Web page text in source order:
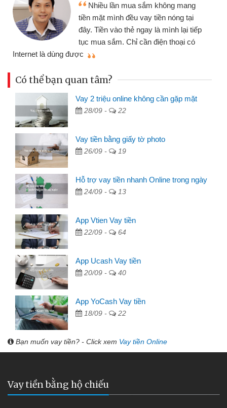
sắm không mang
vay tiền nóng tại
ngay là mình lại tiếp
cần điện thoại có
nhiều lúc cần vốn
đến website qua bạn
đã giải quyết được
Có thể bạn quan tâm?
Vay 2 triệu online không cần gặp mặt
28/09 - 22
Vay tiền bằng giấy tờ photo
26/09 - 19
Hỗ trợ vay tiền nhanh Online trong ngày
24/09 - 13
App Vtien Vay tiền
22/09 - 64
App Ucash Vay tiền
20/09 - 40
App YoCash Vay tiền
18/09 - 22
Bạn muốn vay tiền? - Click xem Vay tiền Online
Vay tiền bằng hộ chiếu